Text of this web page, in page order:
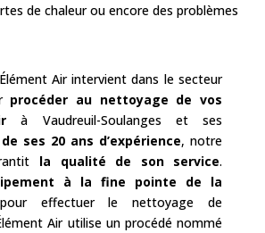
de chaleur ou encore des problèmes
Air intervient dans le secteur
procéder au nettoyage de vos
à Vaudreuil-Soulanges et ses
ses 20 ans d’expérience, notre
la qualité de son service.
à la fine pointe de la
effectuer le nettoyage de
Air utilise un procédé nommé